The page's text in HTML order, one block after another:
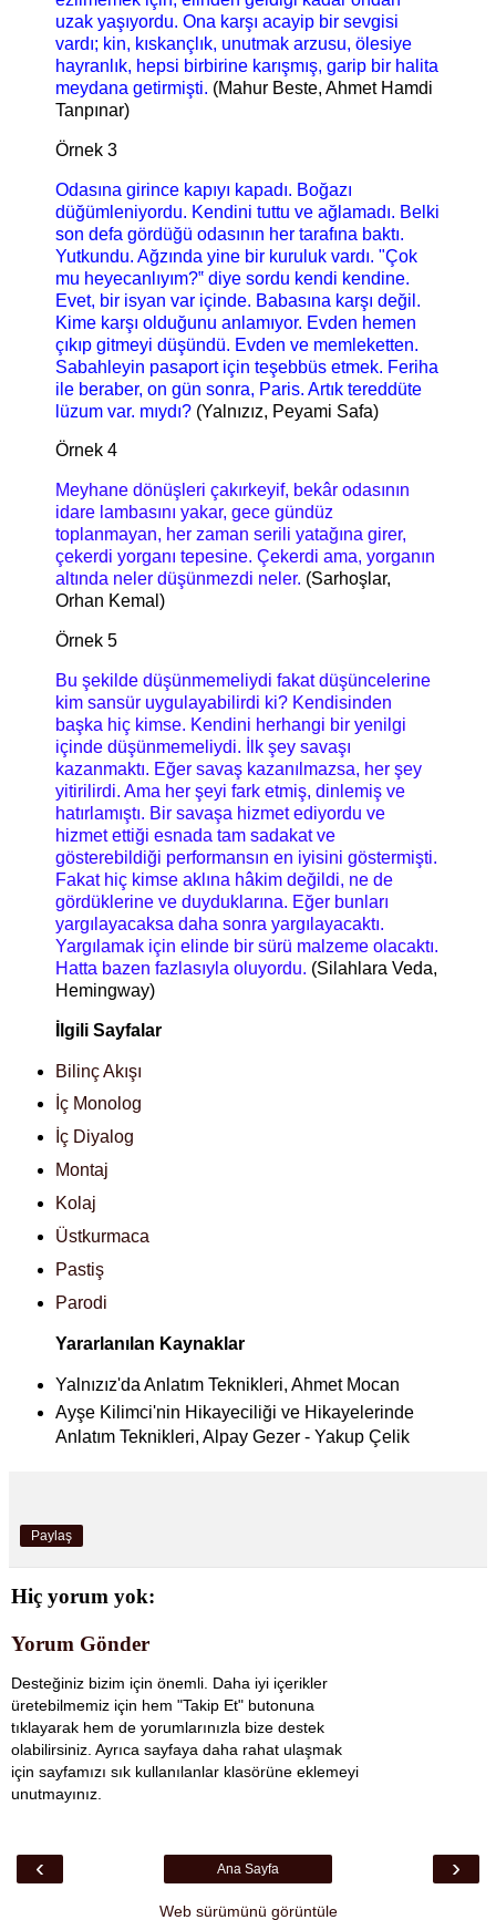
uzak yaşıyordu. Ona karşı acayip bir sevgisi
vardı; kin, kıskançlık, unutmak arzusu, ölesiye
hayranlık, hepsi birbirine karışmış, garip bir halita
meydana getirmişti. (Mahur Beste, Ahmet Hamdi
Tanpınar)
Örnek 3
Odasına girince kapıyı kapadı. Boğazı
düğümleniyordu. Kendini tuttu ve ağlamadı. Belki
son defa gördüğü odasının her tarafına baktı.
Yutkundu. Ağzında yine bir kuruluk vardı. "Çok
mu heyecanlıyım?‟ diye sordu kendi kendine.
Evet, bir isyan var içinde. Babasına karşı değil.
Kime karşı olduğunu anlamıyor. Evden hemen
çıkıp gitmeyi düşündü. Evden ve memleketten.
Sabahleyin pasaport için teşebbüs etmek. Feriha
ile beraber, on gün sonra, Paris. Artık tereddüte
lüzum var. mıydı? (Yalnızız, Peyami Safa)
Örnek 4
Meyhane dönüşleri çakırkeyif, bekâr odasının
idare lambasını yakar, gece gündüz
toplanmayan, her zaman serili yatağına girer,
çekerdi yorganı tepesine. Çekerdi ama, yorganın
altında neler düşünmezdi neler. (Sarhoşlar,
Orhan Kemal)
Örnek 5
Bu şekilde düşünmemeliydi fakat düşüncelerine
kim sansür uygulayabilirdi ki? Kendisinden
başka hiç kimse. Kendini herhangi bir yenilgi
içinde düşünmemeliydi. İlk şey savaşı
kazanmaktı. Eğer savaş kazanılmazsa, her şey
yitirilirdi. Ama her şeyi fark etmiş, dinlemiş ve
hatırlamıştı. Bir savaşa hizmet ediyordu ve
hizmet ettiği esnada tam sadakat ve
gösterebildiği performansın en iyisini göstermişti.
Fakat hiç kimse aklına hâkim değildi, ne de
gördüklerine ve duyduklarına. Eğer bunları
yargılayacaksa daha sonra yargılayacaktı.
Yargılamak için elinde bir sürü malzeme olacaktı.
Hatta bazen fazlasıyla oluyordu. (Silahlara Veda,
Hemingway)
İlgili Sayfalar
Bilinç Akışı
İç Monolog
İç Diyalog
Montaj
Kolaj
Üstkurmaca
Pastiş
Parodi
Yararlanılan Kaynaklar
Yalnızız'da Anlatım Teknikleri, Ahmet Mocan
Ayşe Kilimci'nin Hikayeciliği ve Hikayelerinde
Anlatım Teknikleri, Alpay Gezer - Yakup Çelik
Paylaş
Hiç yorum yok:
Yorum Gönder
Desteğiniz bizim için önemli. Daha iyi içerikler
üretebilmemiz için hem "Takip Et" butonuna
tıklayarak hem de yorumlarınızla bize destek
olabilirsiniz. Ayrıca sayfaya daha rahat ulaşmak
için sayfamızı sık kullanılanlar klasörüne eklemeyi
unutmayınız.
‹ ›
Ana Sayfa
Web sürümünü görüntüle